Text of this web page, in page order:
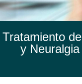
Tratamiento
y